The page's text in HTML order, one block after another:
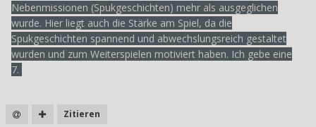
Nebenmissionen (Spukgeschichten) mehr als ausgeglichen
wurde. Hier liegt auch die Stärke am Spiel, da die
Spukgeschichten spannend und abwechslungsreich gestaltet
wurden und zum Weiterspielen motiviert haben. Ich gebe eine
7.
Zitieren